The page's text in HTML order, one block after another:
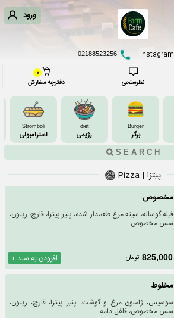
ورود
02188523256
نظرسنجی
0
دفترچه سفارش
Burger
برگر
diet
رژیمی
Stromboli
استرامبولی
پیتزا | Pizza
مخصوص
فیله گوساله، سینه مرغ طعمدار شده، پنیر پیتزا، قارچ، زیتون،
سس مخصوص
افزودن به سبد + 825,000 تومان
مخلوط
سوسیس، ژامبون مرغ و گوشت، پنیر پیتزا، قارچ، زیتون،
سس مخصوص، فلفل دلمه